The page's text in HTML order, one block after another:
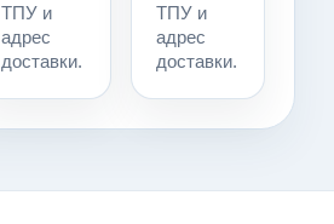
ТПУ и
адрес
доставки.
ТПУ и
адрес
доставки.